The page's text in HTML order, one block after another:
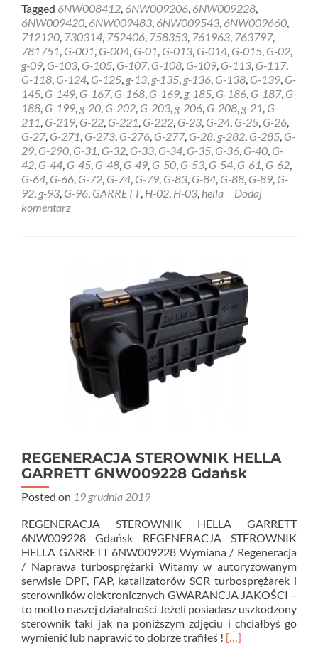
about
REGENERACJA
STEROWNIK
HELLA
GARRETT
6NW009228
Słupsk
Tagged 6NW008412, 6NW009206, 6NW009228,
6NW009420, 6NW009483, 6NW009543, 6NW009660,
712120, 730314, 752406, 758353, 761963, 763797,
781751, G-001, G-004, G-01, G-013, G-014, G-015, G-02,
g-09, G-103, G-105, G-107, G-108, G-109, G-113, G-117,
G-118, G-124, G-125, g-13, g-135, g-136, G-138, G-139, G-
145, G-149, G-167, G-168, G-169, g-185, G-186, G-187, G-
188, G-199, g-20, G-202, G-203, g-206, G-208, g-21, G-
211, G-219, G-22, G-221, G-222, G-23, G-24, G-25, G-26,
G-27, G-271, G-273, G-276, G-277, G-28, g-282, G-285, G-
29, G-290, G-31, G-32, G-33, G-34, G-35, G-36, G-40, G-
42, G-44, G-45, G-48, G-49, G-50, G-53, G-54, G-61, G-62,
G-64, G-66, G-72, G-74, G-79, G-83, G-84, G-88, G-89, G-
92, g-93, G-96, GARRETT, H-02, H-03, hella
Dodaj
komentarz
REGENERACJA STEROWNIK HELLA
GARRETT 6NW009228 Gdańsk
Posted on 19 grudnia 2019
REGENERACJA STEROWNIK HELLA GARRETT
6NW009228 Gdańsk REGENERACJA STEROWNIK
HELLA GARRETT 6NW009228 Wymiana / Regeneracja
/ Naprawa turbosprężarki Witamy w autoryzowanym
serwisie DPF, FAP, katalizatorów SCR turbosprężarek i
sterowników elektronicznych GWARANCJA JAKOŚCI –
to motto naszej działalności Jeżeli posiadasz uszkodzony
sterownik taki jak na poniższym zdjęciu i chciałbyś go
wymienić lub naprawić to dobrze trafiłeś ! Read
[…]